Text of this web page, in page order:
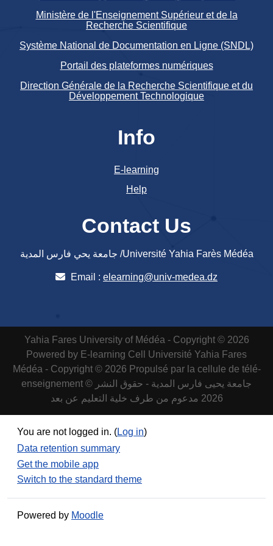
Ministère de l'Enseignement Supérieur et de la
Recherche Scientifique
Système National de Documentation en Ligne (SNDL)
Portail des plateformes numériques
Direction Générale de la Recherche Scientifique et du
Développement Technologique
Info
E-learning
Help
Contact Us
جامعة يحي فارس المدية /Université Yahia Farès Médéa
Email : elearning@univ-medea.dz
Yahia Fares University of Médéa - Copyright © 2026
Powered by E-learning Cell
Université Yahia Fares
Médéa - Copyright © 2026 Propulsé par la cellule de télé-
enseignement جامعة يحيى فارس المدية - حقوق النشر ©
2026 مدعوم من طرف خلية التعليم عن بعد
You are not logged in. (Log in)
Data retention summary
Get the mobile app
Switch to the standard theme
Powered by Moodle